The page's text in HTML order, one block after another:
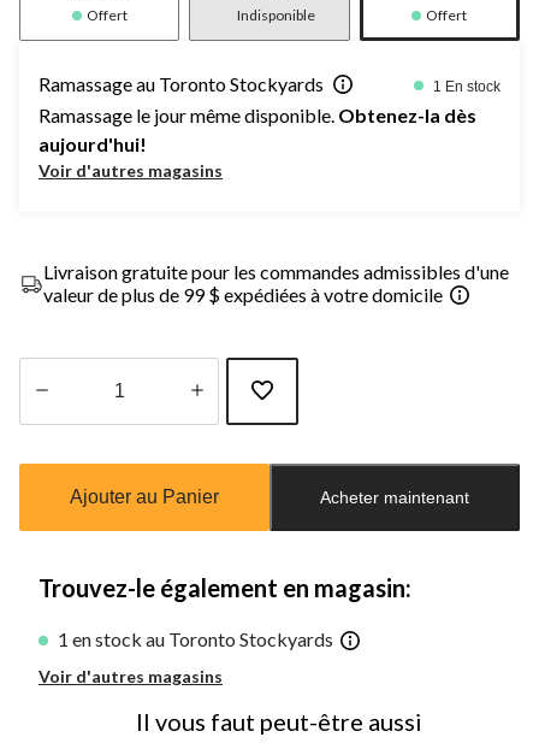
Offert Indisponible Offert
Ramassage au Toronto Stockyards 1 En stock
Ramassage le jour même disponible. Obtenez-la dès
aujourd'hui!
Voir d'autres magasins
Livraison gratuite pour les commandes admissibles d'une
valeur de plus de 99 $ expédiées à votre domicile
mise
à
Ajouter au Panier Acheter maintenant
Trouvez-le également en magasin:
1 en stock au Toronto Stockyards
Voir d'autres magasins
Il vous faut peut-être aussi